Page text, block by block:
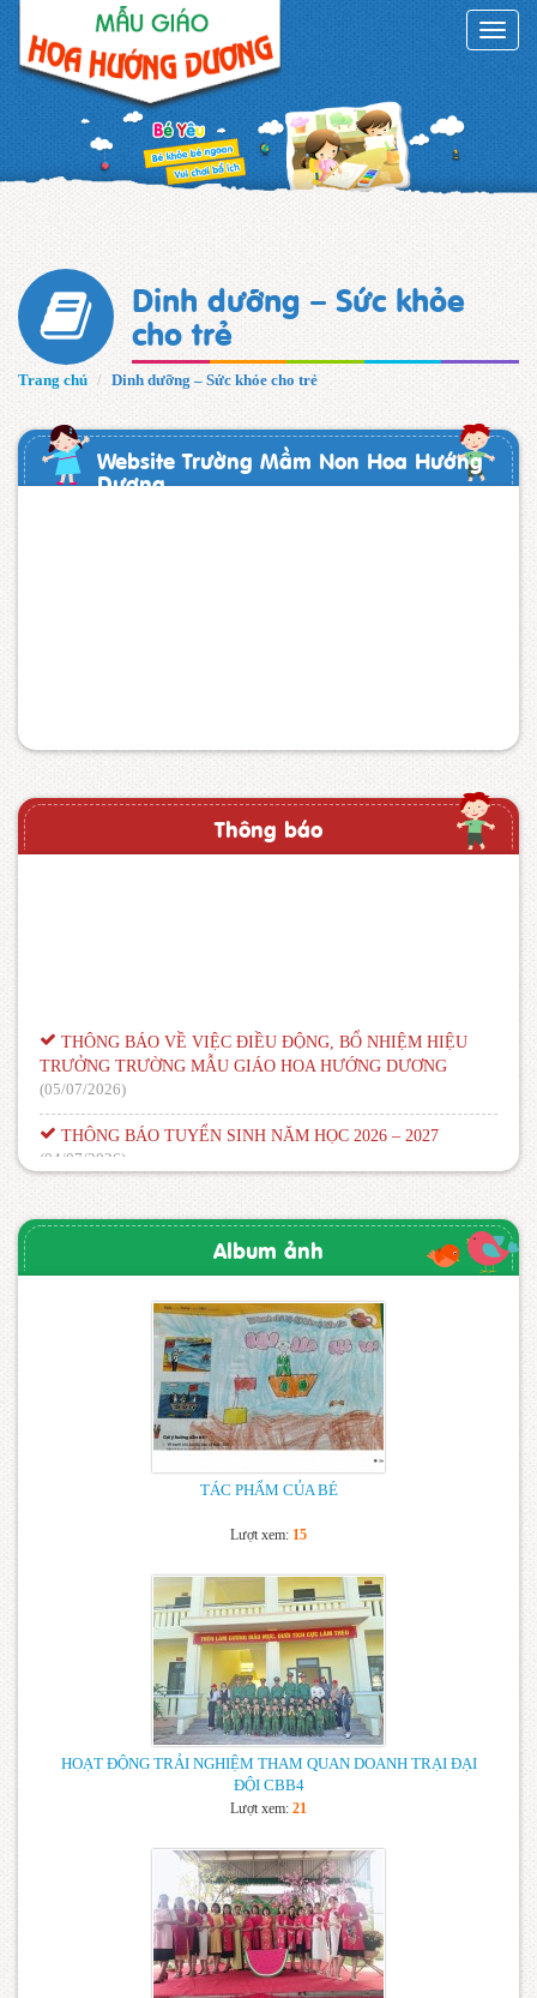
Toggle
Dinh dưỡng – Sức khỏe
cho trẻ
Trang chủ Dinh dưỡng – Sức khỏe cho trẻ
Website Trường Mầm Non Hoa Hướng
Dương
Thông báo
THÔNG BÁO VỀ VIỆC ĐIỀU ĐỘNG, BỔ NHIỆM HIỆU
TRƯỞNG TRƯỜNG MẪU GIÁO HOA HƯỚNG DƯƠNG
(05/07/2026)
THÔNG BÁO TUYỂN SINH NĂM HỌC 2026 – 2027
(04/07/2026)
Thông báo – Nhiệm vụ trong năm học mới (08/09/2015)
Album ảnh
TÁC PHẨM CỦA BÉ
Lượt xem: 15
HOẠT ĐỘNG TRẢI NGHIỆM THAM QUAN DOANH TRẠI ĐẠI
ĐỘI CBB4
Lượt xem: 21